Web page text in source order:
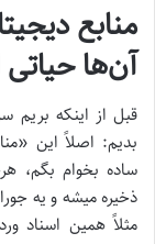
منابع
آن‌ها
قبل از اینکه بریم
بدیم: اصلاً این
ساده بخوام بگم،
ذخیره میشه و یه
مثلاً همین اسناد